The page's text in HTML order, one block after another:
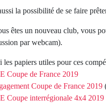
la possibilité de se faire
êtes un nouveau club, vous
par webcam).
les papiers utiles pour ces
Coupe de France 2019
Coupe de France 2019
Coupe interrégionale 4x4 2019